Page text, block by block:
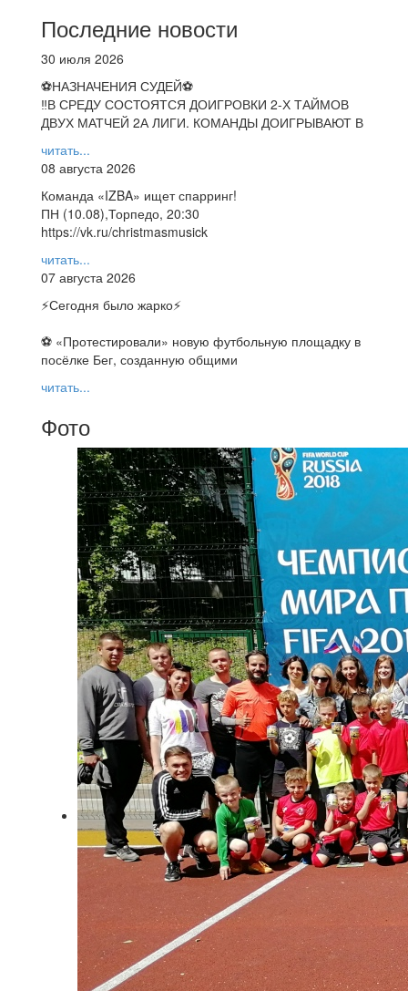
Последние новости
30 июля 2026
⚽НАЗНАЧЕНИЯ СУДЕЙ⚽
‼В СРЕДУ СОСТОЯТСЯ ДОИГРОВКИ 2-Х ТАЙМОВ
ДВУХ МАТЧЕЙ 2А ЛИГИ. КОМАНДЫ ДОИГРЫВАЮТ В
читать...
08 августа 2026
Команда «IZBA» ищет спарринг!
ПН (10.08),Торпедо, 20:30
https://vk.ru/christmasmusick
читать...
07 августа 2026
⚡️Сегодня было жарко⚡️
⚽ ️«Протестировали» новую футбольную площадку в
посёлке Бег, созданную общими
читать...
Фото